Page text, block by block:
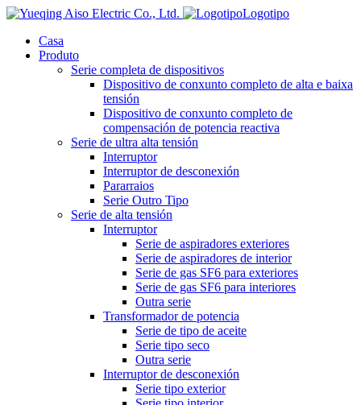
Logotipo
Casa
Produto
Serie completa de dispositivos
Dispositivo de conxunto completo de alta e baixa
tensión
Dispositivo de conxunto completo de
compensación de potencia reactiva
Serie de ultra alta tensión
Interruptor
Interruptor de desconexión
Pararraios
Serie Outro Tipo
Serie de alta tensión
Interruptor
Serie de aspiradores exteriores
Serie de aspiradores de interior
Serie de gas SF6 para exteriores
Serie de gas SF6 para interiores
Outra serie
Transformador de potencia
Serie de tipo de aceite
Serie tipo seco
Outra serie
Interruptor de desconexión
Serie tipo exterior